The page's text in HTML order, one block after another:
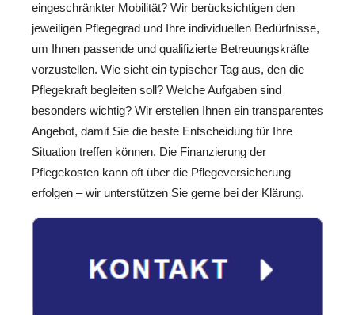
eingeschränkter Mobilität? Wir berücksichtigen den
jeweiligen Pflegegrad und Ihre individuellen Bedürfnisse,
um Ihnen passende und qualifizierte Betreuungskräfte
vorzustellen. Wie sieht ein typischer Tag aus, den die
Pflegekraft begleiten soll? Welche Aufgaben sind
besonders wichtig? Wir erstellen Ihnen ein transparentes
Angebot, damit Sie die beste Entscheidung für Ihre
Situation treffen können. Die Finanzierung der
Pflegekosten kann oft über die Pflegeversicherung
erfolgen – wir unterstützen Sie gerne bei der Klärung.